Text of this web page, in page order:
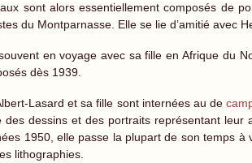
sont alors essentiellement composés de
du Montparnasse. Elle se lie d’amitié avec
en voyage avec sa fille en Afrique du
dès 1939.
Lasard et sa fille sont internées au de
des dessins et des portraits représentant
1950, elle passe la plupart de son temps
lithographies.